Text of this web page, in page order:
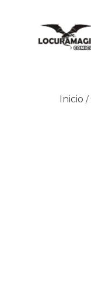
Inicio /